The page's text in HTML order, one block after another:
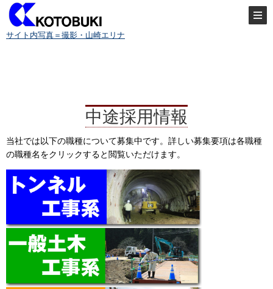
サイト内写真＝撮影・山崎エリナ
中途採用情報
当社では以下の職種について募集中です。詳しい募集要項は各職種
の職種名をクリックすると閲覧いただけます。